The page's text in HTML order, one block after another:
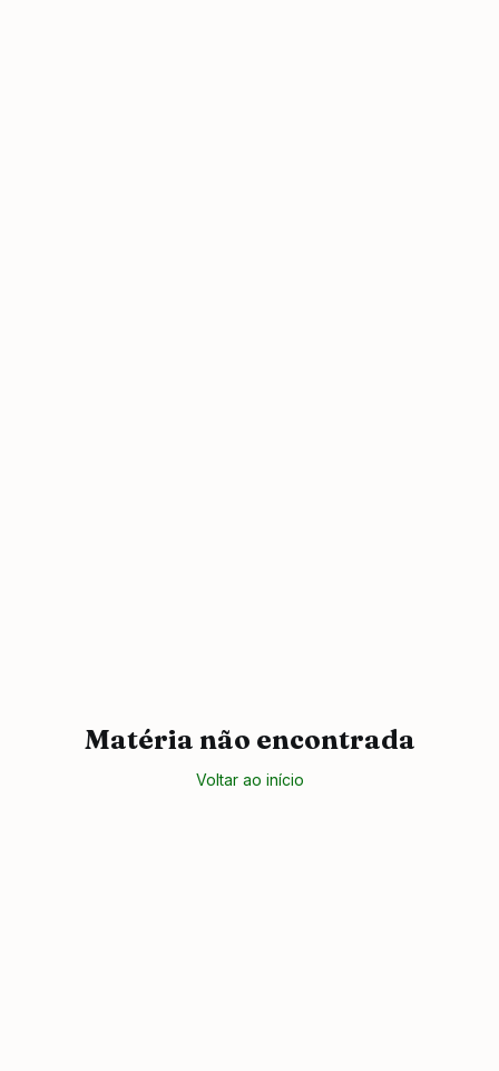
Matéria não encontrada
Voltar ao início